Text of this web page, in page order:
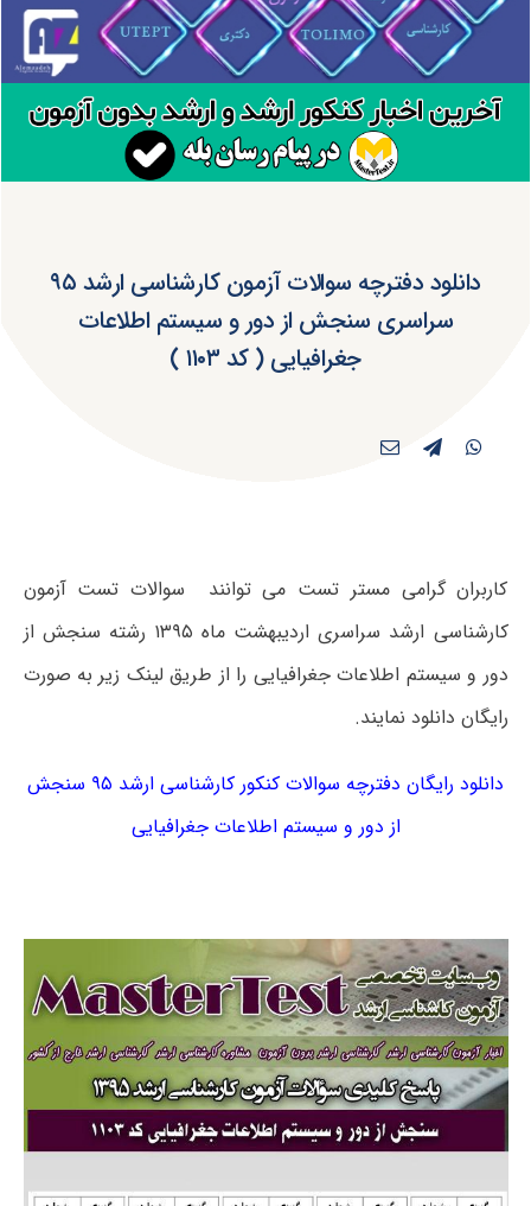
دانلود دفترچه سوالات آزمون کارشناسی ارشد ۹۵
سراسری سنجش از دور و سیستم اطلاعات
جغرافیایی ( کد ۱۱۰۳ )
کاربران گرامی مستر تست می توانند سوالات تست آزمون
کارشناسی ارشد سراسری اردیبهشت ماه ۱۳۹۵ رشته سنجش از
دور و سیستم اطلاعات جغرافیایی را از طریق لینک زیر به صورت
رایگان دانلود نمایند.
دانلود رایگان دفترچه سوالات کنکور کارشناسی ارشد ۹۵ سنجش
از دور و سیستم اطلاعات جغرافیایی